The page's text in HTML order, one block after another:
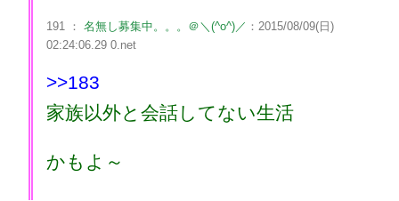
191 ： 名無し募集中。。。＠＼(^o^)／ ：2015/08/09(日)
02:24:06.29 0.net
>>183
家族以外と会話してない生活
かもよ～